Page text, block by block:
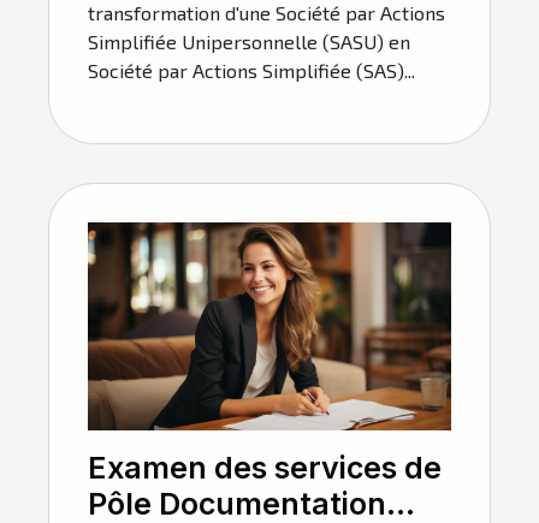
transformation d'une Société par Actions
Simplifiée Unipersonnelle (SASU) en
Société par Actions Simplifiée (SAS)...
Examen des services de
Pôle Documentation